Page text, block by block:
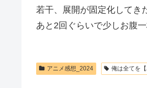
若干、展開が固定化してき
あと2回ぐらいで少しお腹一
アニメ感想_2024 俺は全てを